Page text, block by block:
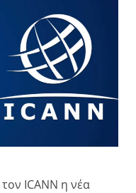
ICANN η νέα